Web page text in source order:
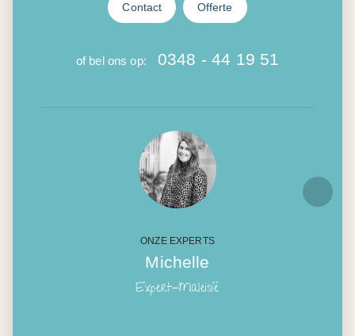
Contact Offerte
of bel ons op: 0348 - 44 19 51
ONZE EXPERTS
Michelle
Expert-Maleisië